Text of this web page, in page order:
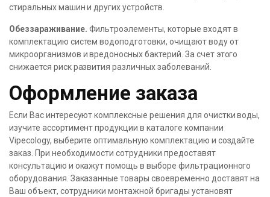
стиральных машин и других устройств.
Обеззараживание. Фильтроэлементы, которые входят в
комплектацию систем водоподготовки, очищают воду от
микроорганизмов и вредоносных бактерий. За счет этого
снижается риск развития различных заболеваний.
Оформление заказа
Если Вас интересуют комплексные решения для очистки воды,
изучите ассортимент продукции в каталоге компании
Vipecology, выберите оптимальную комплектацию и создайте
заказ. При необходимости сотрудники предоставят
консультацию и окажут помощь в выборе фильтрационного
оборудования. Заказанные товары своевременно доставят на
Ваш объект, сотрудники монтажной бригады установят